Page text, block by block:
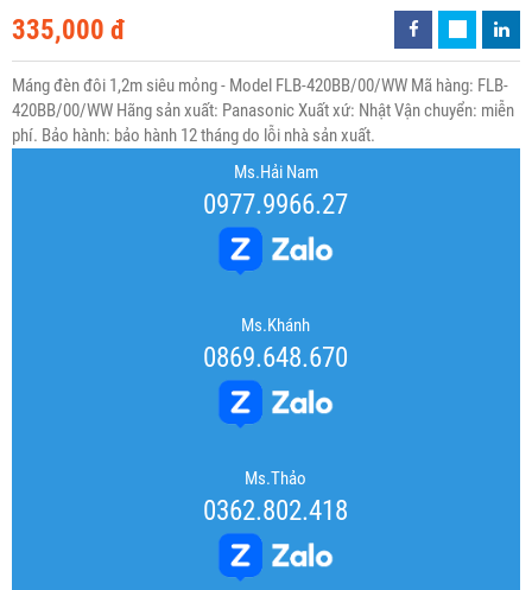
335,000 đ
Máng đèn đôi 1,2m siêu mỏng - Model FLB-420BB/00/WW Mã hàng: FLB-
420BB/00/WW Hãng sản xuất: Panasonic Xuất xứ: Nhật Vận chuyển: miễn
phí. Bảo hành: bảo hành 12 tháng do lỗi nhà sản xuất.
Ms.Hải Nam
0977.9966.27
Ms.Khánh
0869.648.670
Ms.Thảo
0362.802.418